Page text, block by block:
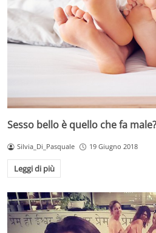
Sesso bello è quello che fa
Silvia_Di_Pasquale 19 Giugno 2018
Leggi di più